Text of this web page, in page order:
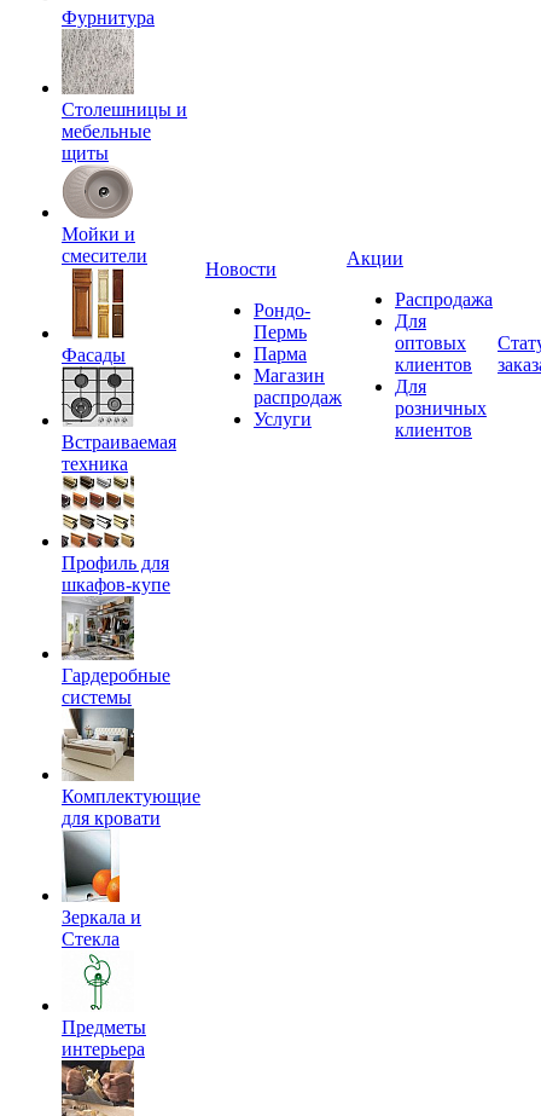
Фурнитура
Столешницы и
мебельные
щиты
Мойки и
смесители
Фасады
Встраиваемая
техника
Профиль для
шкафов-купе
Гардеробные
системы
Комплектующие
для кровати
Зеркала и
Стекла
Предметы
интерьера
Новости
Рондо-
Пермь
Парма
Магазин
распродаж
Услуги
Акции
Распродажа
Для
оптовых
клиентов
Для
розничных
клиентов